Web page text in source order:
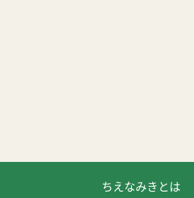
ちえなみきとは